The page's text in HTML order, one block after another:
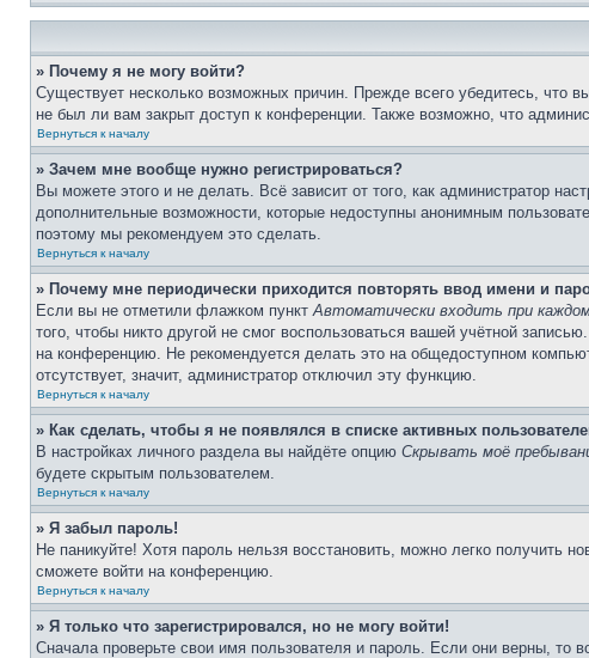
» Почему я не могу войти?
Существует несколько возможных причин. Прежде всего убедитесь, что
не был ли вам закрыт доступ к конференции. Также возможно, что
Вернуться к началу
» Зачем мне вообще нужно регистрироваться?
Вы можете этого и не делать. Всё зависит от того, как администратор
дополнительные возможности, которые недоступны анонимным
поэтому мы рекомендуем это сделать.
Вернуться к началу
» Почему мне периодически приходится повторять ввод имени и
Если вы не отметили флажком пунктАвтоматически входить при
того, чтобы никто другой не смог воспользоваться вашей учётной
на конференцию. Не рекомендуется делать это на общедоступном
отсутствует, значит, администратор отключил эту функцию.
Вернуться к началу
» Как сделать, чтобы я не появлялся в списке активных
В настройках личного раздела вы найдёте опцию Скрывать моё
будете скрытым пользователем.
Вернуться к началу
» Я забыл пароль!
Не паникуйте! Хотя пароль нельзя восстановить, можно легко получить
сможете войти на конференцию.
Вернуться к началу
» Я только что зарегистрировался, но не могу войти!
Сначала проверьте свои имя пользователя и пароль. Если они верны, то